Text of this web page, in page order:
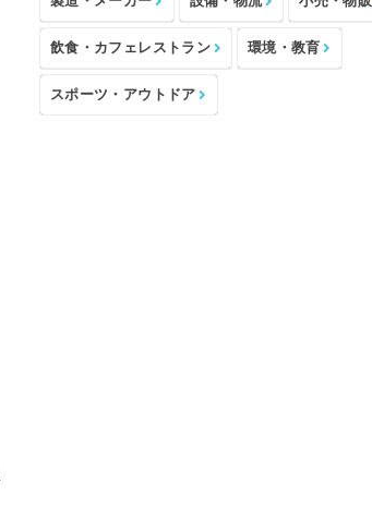
飲食・カフェレストラン 環境・教育
スポーツ・アウトドア